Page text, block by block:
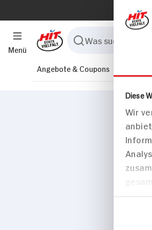
Menü
Angebote & Coupons